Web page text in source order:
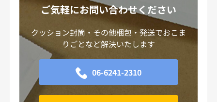
ご気軽にお問い合わせください
クッション封筒・その他梱包・発送でおこま
りごとなど解決いたします
06-6241-2310